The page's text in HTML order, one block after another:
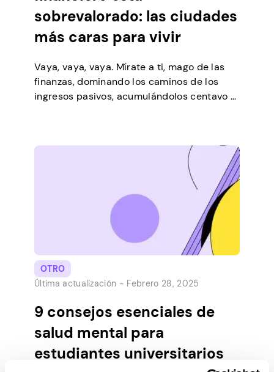
sobrevalorado: las ciudades
más caras para vivir
Vaya, vaya, vaya. Mírate a ti, mago de las
finanzas, dominando los caminos de los
ingresos pasivos, acumulándolos centavo a
dormitorio, ¿y qué es más difícil de […]
OTRO
Última actualización - Febrero 28, 2025
9 consejos esenciales de
salud mental para
estudiantes universitarios